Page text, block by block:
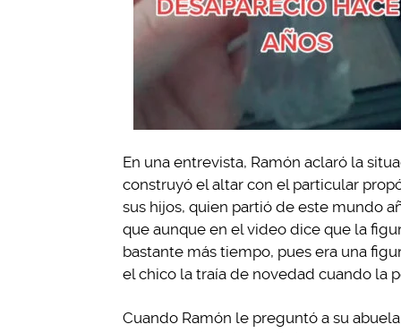
En una entrevista, Ramón aclaró la
construyó el altar con el particular
sus hijos, quien partió de este mundo
que aunque en el video dice que la
bastante más tiempo, pues era una
el chico la traía de novedad cuando la
Cuando Ramón le preguntó a su